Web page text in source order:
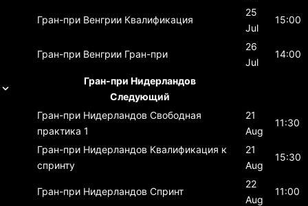
Гран-при Венгрии Квалификация
25
Jul
15:00
Гран-при Венгрии Гран-при
26
Jul
14:00
Гран-при Нидерландов
Следующий
Гран-при Нидерландов Свободная
практика 1
21
Aug
11:30
Гран-при Нидерландов Квалификация к
спринту
21
Aug
15:30
Гран-при Нидерландов Спринт
22
Aug
11:00